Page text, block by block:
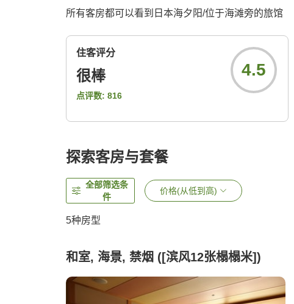
所有客房都可以看到日本海夕阳/位于海滩旁的旅馆
住客评分
很棒
点评数: 816
4.5
探索客房与套餐
全部筛选条
件
价格(从低到高)
5种房型
和室, 海景, 禁烟 ([滨风12张榻榻米])